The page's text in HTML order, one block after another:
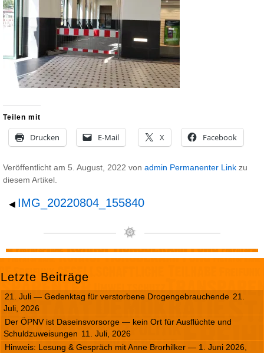
Teilen mit
Drucken E-Mail X Facebook
Veröffentlicht am 5. August, 2022 von admin Permanenter Link zu
diesem Artikel.
◀ IMG_20220804_155840
Letzte Beiträge
21. Juli — Gedenktag für verstorbene Drogengebrauchende 21.
Juli, 2026
Der ÖPNV ist Daseinsvorsorge — kein Ort für Ausflüchte und
Schuldzuweisungen 11. Juli, 2026
Hinweis: Lesung & Gespräch mit Anne Brorhilker — 1. Juni 2026,